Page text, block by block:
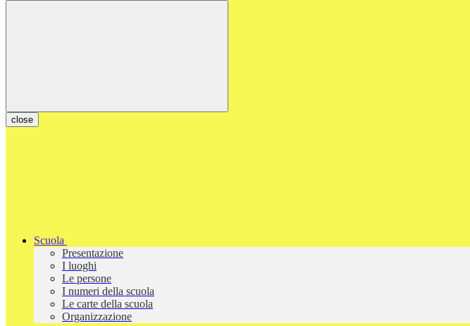
close
Scuola
Presentazione
I luoghi
Le persone
I numeri della scuola
Le carte della scuola
Organizzazione